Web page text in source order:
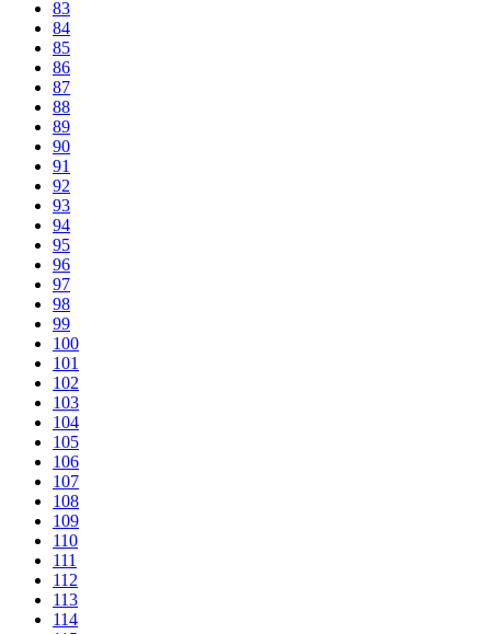
83
84
85
86
87
88
89
90
91
92
93
94
95
96
97
98
99
100
101
102
103
104
105
106
107
108
109
110
111
112
113
114